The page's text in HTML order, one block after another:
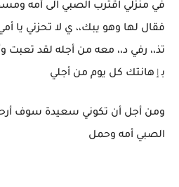
في منزلي اقترب الصبي الى أمه
فقال لها وهو يبك،، ي لا تحزني يا
تذ،، رفي د،، معه من أجله لقد تعبت
بٳهانتك كل يوم من أجلي
ومن أجل أن تكوني سعيدة سوف
الصبي أمه وحمل